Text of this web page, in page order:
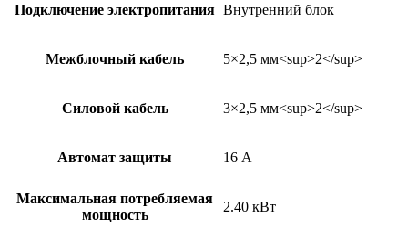
Подключение электропитания Внутренний блок
Межблочный кабель 5×2,5 мм<sup>2</sup>
Силовой кабель 3×2,5 мм<sup>2</sup>
Автомат защиты 16 А
Максимальная потребляемая
мощность
2.40 кВт